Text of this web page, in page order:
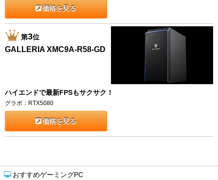
おすすめゲーミングPC
価格を見る
第3位
GALLERIA XMC9A-R58-GD
ハイエンドで最新FPSもサクサク！
グラボ：RTX5080
価格を見る